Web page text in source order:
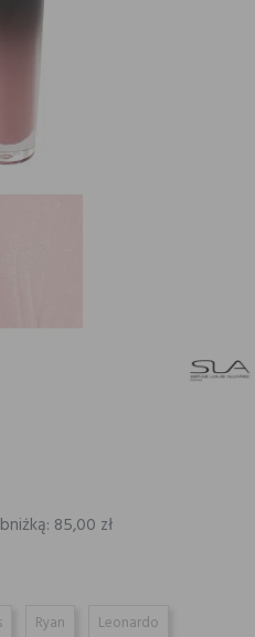
85,00 zł
Ryan
Leonardo